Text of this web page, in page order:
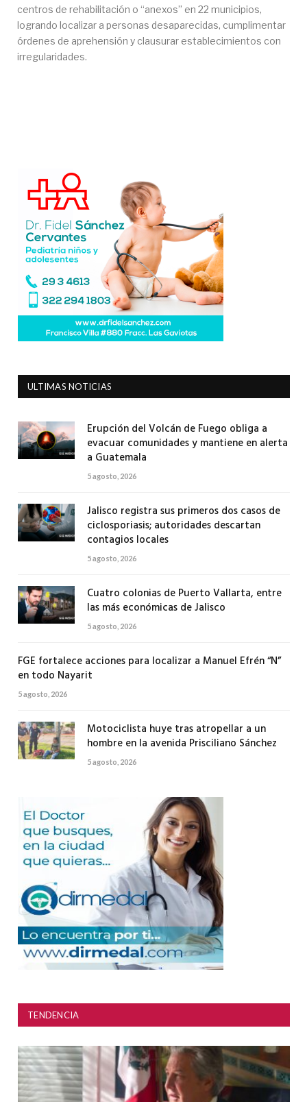
centros de rehabilitación o “anexos” en 22 municipios,
logrando localizar a personas desaparecidas, cumplimentar
órdenes de aprehensión y clausurar establecimientos con
irregularidades.
ULTIMAS NOTICIAS
Erupción del Volcán de Fuego obliga a
evacuar comunidades y mantiene en alerta
a Guatemala
5 agosto, 2026
Jalisco registra sus primeros dos casos de
ciclosporiasis; autoridades descartan
contagios locales
5 agosto, 2026
Cuatro colonias de Puerto Vallarta, entre
las más económicas de Jalisco
5 agosto, 2026
FGE fortalece acciones para localizar a Manuel Efrén “N”
en todo Nayarit
5 agosto, 2026
Motociclista huye tras atropellar a un
hombre en la avenida Prisciliano Sánchez
5 agosto, 2026
TENDENCIA